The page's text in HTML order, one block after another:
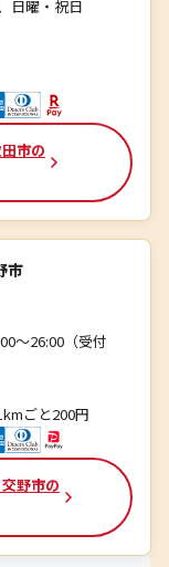
日曜・祝日
市の
市
〜26:00（受付
ごと200円
野市の